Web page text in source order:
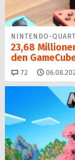
NINTENDO-
23,68
den
72 Kommentare